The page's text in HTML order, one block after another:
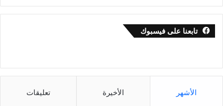
تابعنا على فيسبوك
الأشهر الأخيرة تعليقات